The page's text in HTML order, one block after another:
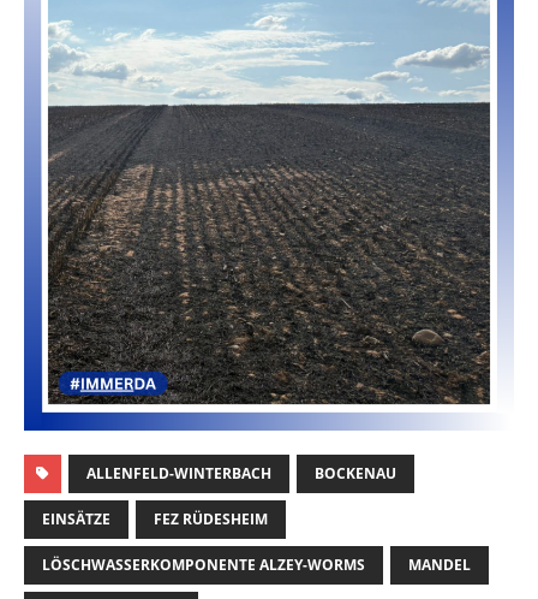
ALLENFELD-WINTERBACH BOCKENAU
EINSÄTZE FEZ RÜDESHEIM
LÖSCHWASSERKOMPONENTE ALZEY-WORMS MANDEL